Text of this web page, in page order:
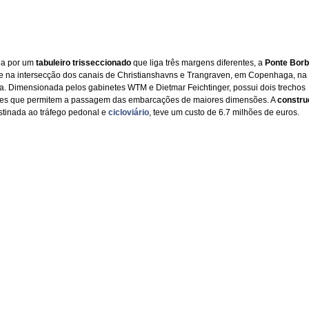
por um tabuleiro trisseccionadoque liga três margens diferentes, a Ponte
na intersecção dos canais de Christianshavns e Trangraven, em Copenhaga, na
Dimensionada pelos gabinetes WTM e Dietmar Feichtinger, possui dois trechos
que permitem a passagem das embarcações de maiores dimensões. A
ao tráfego pedonal e cicloviário, teve um custo de 6.7 milhões de euros.